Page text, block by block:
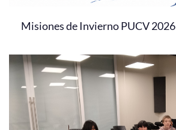
Misiones de Invierno PUCV 2026